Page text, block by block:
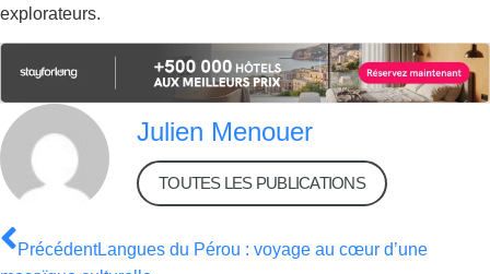
explorateurs.
Julien Menouer
TOUTES LES PUBLICATIONS
PrécédentLangues du Pérou : voyage au cœur d’une